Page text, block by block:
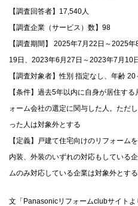
【調査回答者】17,540人
【調査企業（サービス）数】98
【調査期間】 2025年7月22日～2025
19日、2023年6月27日～2023年7月10
【調査対象者】性別 指定なし、年齢
【条件】過去5年以内に自身が居住す
ォーム会社の選定に関与した人。ただ
った人は対象外とする
【定義】戸建て住宅向けのリフォーム
内装、外装のいずれの対応もしている
ムのみ対応している企業は対象外とする
文「Panasonicリフォームclubサイトよ